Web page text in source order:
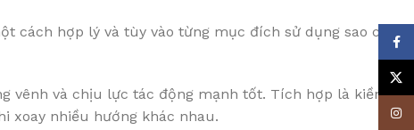
cách hợp lý và tùy vào từng mục đích sử dụng sao cho
vênh và chịu lực tác động mạnh tốt. Tích hợp là kiềng
xoay nhiều hướng khác nhau.